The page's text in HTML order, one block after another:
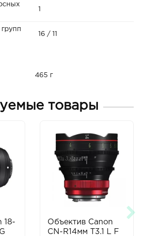
1
16 / 11
465 г
товары
18-
Объектив Canon
CN-R14мм T3.1 L F